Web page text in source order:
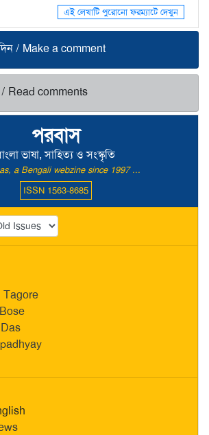
পরবাস
ভাষা, সাহিত্য ও সংস্কৃতি
a Bengali webzine since 1997 ...
ISSN 1563-8685
Tagore
এই লেখাটি পুরোনো ফরম্যাটে দেখুন
দিন / Make a comment
/ Read comments